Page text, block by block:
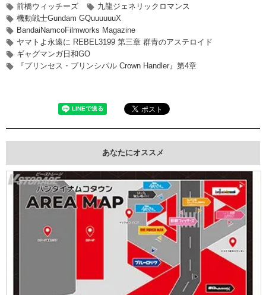
前橋ウィッチーズ
九龍ジェネリックロマンス
機動戦士Gundam GQuuuuuuX
BandaiNamcoFilmworks Magazine
ヤマトよ永遠に REBEL3199 第三章 群青のアステロイド
ギャグマンガ日和GO
『プリンセス・プリンシパル Crown Handler』第4章
あなたにオススメ